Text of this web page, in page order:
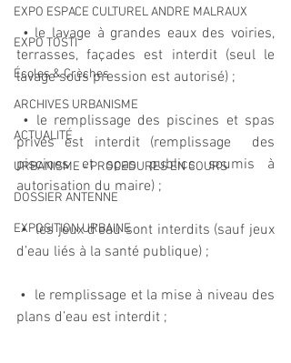
EXPO ESPACE CULTUREL ANDRE MALRAUX
EXPO TOSTI
Écoles & Crèches
ARCHIVES URBANISME
ACTUALITÉ
URBANISME - PROCEDURES EN COURS
DOSSIER ANTENNE
EXPOSITION URBAINE
• le lavage à grandes eaux des voiries,
terrasses, façades est interdit (seul le
lavage sous pression est autorisé) ;
privés est interdit (remplissage  des
piscines et spas publics soumis à
autorisation du maire) ;
•  les jeux d’eau sont interdits (sauf jeux
d’eau liés à la santé publique) ;
plans d’eau est interdit ;